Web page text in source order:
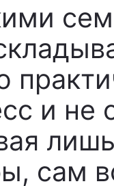
и не
сам